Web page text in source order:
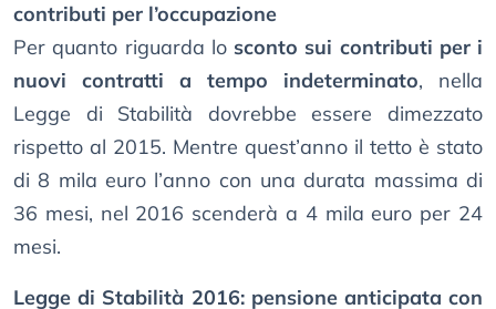
contributi per l’occupazione
Per quanto riguarda lo sconto sui contributi per i
nuovi contratti a tempo indeterminato, nella
Legge di Stabilità dovrebbe essere dimezzato
rispetto al 2015. Mentre quest’anno il tetto è stato
di 8 mila euro l’anno con una durata massima di
36 mesi, nel 2016 scenderà a 4 mila euro per 24
mesi.
Legge di Stabilità 2016: pensione anticipata con